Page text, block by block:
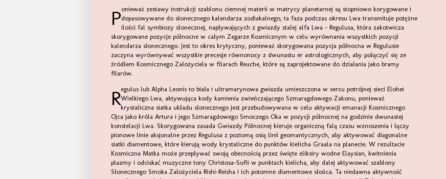
Ponieważ zestawy instrukcji szablonu ciemnej materii w matrycy planetarnej są stopniowo korygowane idopasowywane do słonecznego kalendarza zodiakalnego, ta faza podczas okresu Lwa transmituje potężne
ilości fal symbiozy słonecznej, napływających z gwiazdy stałej alfa Lwa - Regulusa, która zakotwicza
skorygowane pozycje północne w całym Zegarze Kosmicznym w celu wyrównania wszystkich pozycji
kalendarza słonecznego. Jest to okres krytyczny, ponieważ skorygowana pozycja północna w Regulusie
zaczyna wyrównywać wszystkie precesje równonocy z dwunastu er astrologicznych, aby połączyć się ze
źródłem Kosmicznego Założyciela w filarach Reuche, które są zaprojektowane do działania jako bramy
filarów.
Regulus lub Alpha Leonis to biała i ultramarynowa gwiazda umieszczona w sercu potrójnej sieci EloheiWielkiego Lwa, aktywująca kody kamienia zwieńczającego Szmaragdowego Zakonu, ponieważ
krystaliczna siatka układu słonecznego jest przebudowywana w celu aktywacji emanacji Kosmicznego
Ojca jako króla Artura i jego Szmaragdowego Smoczego Oka w pozycji północnej na godzinie dwunastej
konstelacji Lwa. Skorygowana zasada Gwiazdy Północnej kieruje organiczną falą czasu wznoszenia i łączy
pionowe linie aksjonalne przez Regulusa z poziomą osią linii geomantycznych, aby aktywować diagonalne
siatki diamentowe, które kierują wody krystaliczne do punktów kielicha Graala na planecie. W rezultacie
Kosmiczna Matka może przepływać swoją obecnością przez święte eliksiry wodne Elaysian, kwitnienia
plazmy i odciskać muzyczne tony Christosa-Sofii w punktach kielicha, aby dalej aktywować szablony
Słonecznego Smoka Założyciela Rishi-Reisha i ich potomne diamentowe słońca. Ta niedawna aktywność